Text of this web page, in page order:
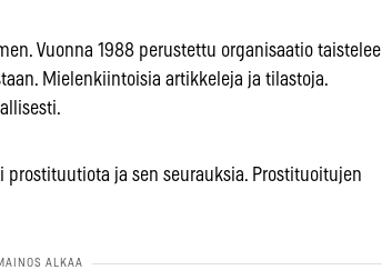
Vuonna 1988 perustettu organisaatio taistelee
Mielenkiintoisia artikkeleja ja tilastoja.
prostituutiota ja sen seurauksia. Prostituoitujen